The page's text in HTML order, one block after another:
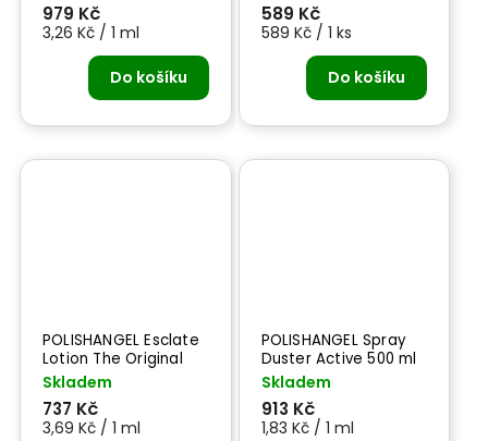
tvrdé vody
979 Kč
3,26 Kč / 1 ml
Do košíku
589 Kč
589 Kč / 1 ks
Do košíku
POLISHANGEL Esclate
Lotion The Original
200 ml - leštěnka
Skladem
737 Kč
3,69 Kč / 1 ml
POLISHANGEL Spray
Duster Active 500 ml
-odstraňovač skvrn
od tvrdé vody
Skladem
913 Kč
1,83 Kč / 1 ml